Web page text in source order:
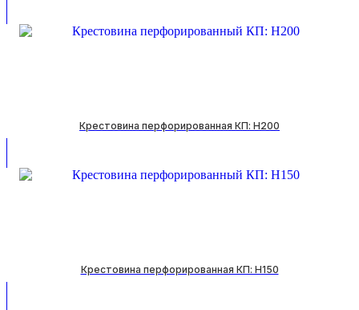
Крестовина перфорированная КП: H200
Крестовина перфорированная КП: H150